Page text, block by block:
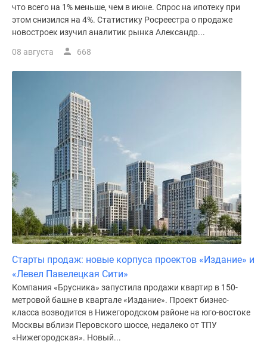
Коттеджные
ипотеку
Макс
что всего на 1% меньше, чем в июне. Спрос на ипотеку при
этом снизился на 4%. Статистику Росреестра о продаже
новостроек изучил аналитик рынка Александр...
08 августа 668
Старты продаж: новые корпуса проектов «Издание» и
«Левел Павелецкая Сити»
Компания «Брусника» запустила продажи квартир в 150-
метровой башне в квартале «Издание». Проект бизнес-
класса возводится в Нижегородском районе на юго-востоке
Москвы вблизи Перовского шоссе, недалеко от ТПУ
«Нижегородская». Новый...